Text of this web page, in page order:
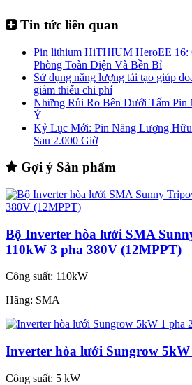
Tin tức liên quan
Pin lithium HiTHIUM HeroEE 16:
Phòng Toàn Diện Và Bền Bỉ
Sử dụng năng lượng tái tạo giúp
giảm thiểu chi phí
Những Rủi Ro Bên Dưới Tấm
Ý
Kỷ Lục Mới: Pin Năng Lượng
Sau 2.000 Giờ
Gợi ý Sản phẩm
Bộ Inverter hòa lưới SMA
110kW 3 pha 380V (12MPPT)
Công suất: 110kW
Hãng: SMA
Inverter hòa lưới Sungrow
Công suất: 5 kW